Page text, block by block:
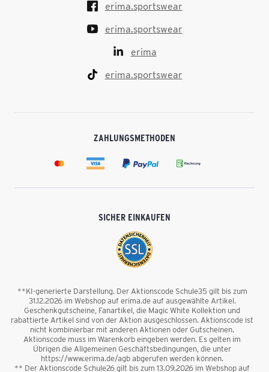
erima.sportswear
erima.sportswear
erima
erima.sportswear
ZAHLUNGSMETHODEN
SICHER EINKAUFEN
**KI-generierte Darstellung. Der Aktionscode Schule35 gilt bis zum
31.12.2026 im Webshop auf erima.de auf ausgewählte Artikel.
Geschenkgutscheine, Fanartikel, die Magic White Kollektion und
rabattierte Artikel sind von der Aktion ausgeschlossen. Aktionscode ist
nicht kombinierbar mit anderen Aktionen oder Gutscheinen.
Aktionscode muss im Warenkorb eingeben werden. Es gelten im
Übrigen die Allgemeinen Geschäftsbedingungen, die unter
https://www.erima.de/agb abgerufen werden können.
** Der Aktionscode Schule26 gilt bis zum 13.09.2026 im Webshop auf